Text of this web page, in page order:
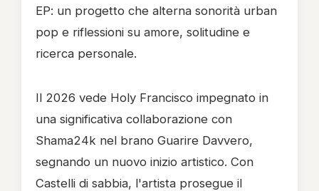
EP: un progetto che alterna sonorità urban
pop e riflessioni su amore, solitudine e
ricerca personale.
Il 2026 vede Holy Francisco impegnato in
una significativa collaborazione con
Shama24k nel brano Guarire Davvero,
segnando un nuovo inizio artistico. Con
Castelli di sabbia, l'artista prosegue il